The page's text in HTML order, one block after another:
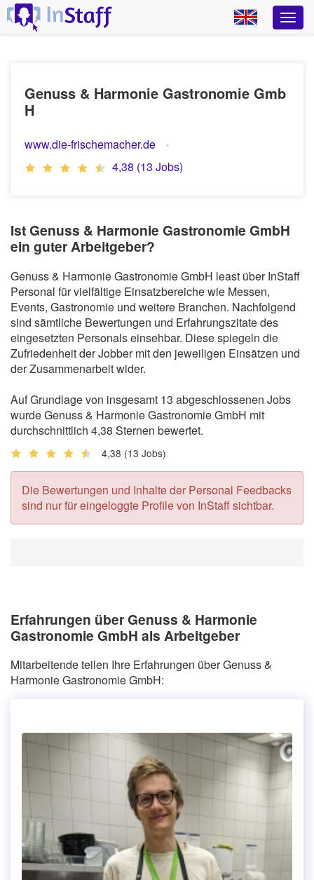
Genuss & Harmonie Gastronomie Gmb
H
www.die-frischemacher.de
4,38 (13 Jobs)
Ist Genuss & Harmonie Gastronomie GmbH
ein guter Arbeitgeber?
Genuss & Harmonie Gastronomie GmbH least über InStaff
Personal für vielfältige Einsatzbereiche wie Messen,
Events, Gastronomie und weitere Branchen. Nachfolgend
sind sämtliche Bewertungen und Erfahrungszitate des
eingesetzten Personals einsehbar. Diese spiegeln die
Zufriedenheit der Jobber mit den jeweiligen Einsätzen und
der Zusammenarbeit wider.
Auf Grundlage von insgesamt 13 abgeschlossenen Jobs
wurde Genuss & Harmonie Gastronomie GmbH mit
durchschnittlich 4,38 Sternen bewertet.
4,38 (13 Jobs)
Die Bewertungen und Inhalte der Personal Feedbacks
sind nur für eingeloggte Profile von InStaff sichtbar.
Erfahrungen über Genuss & Harmonie
Gastronomie GmbH als Arbeitgeber
Mitarbeitende teilen Ihre Erfahrungen über Genuss &
Harmonie Gastronomie GmbH: